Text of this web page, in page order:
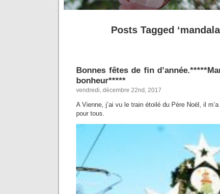
Posts Tagged
Bonnes fêtes de fin
bonheur*****
vendredi, décembre 22nd, 2017
A Vienne, j’ai vu le train étoilé du Père Noël, il
pour tous.